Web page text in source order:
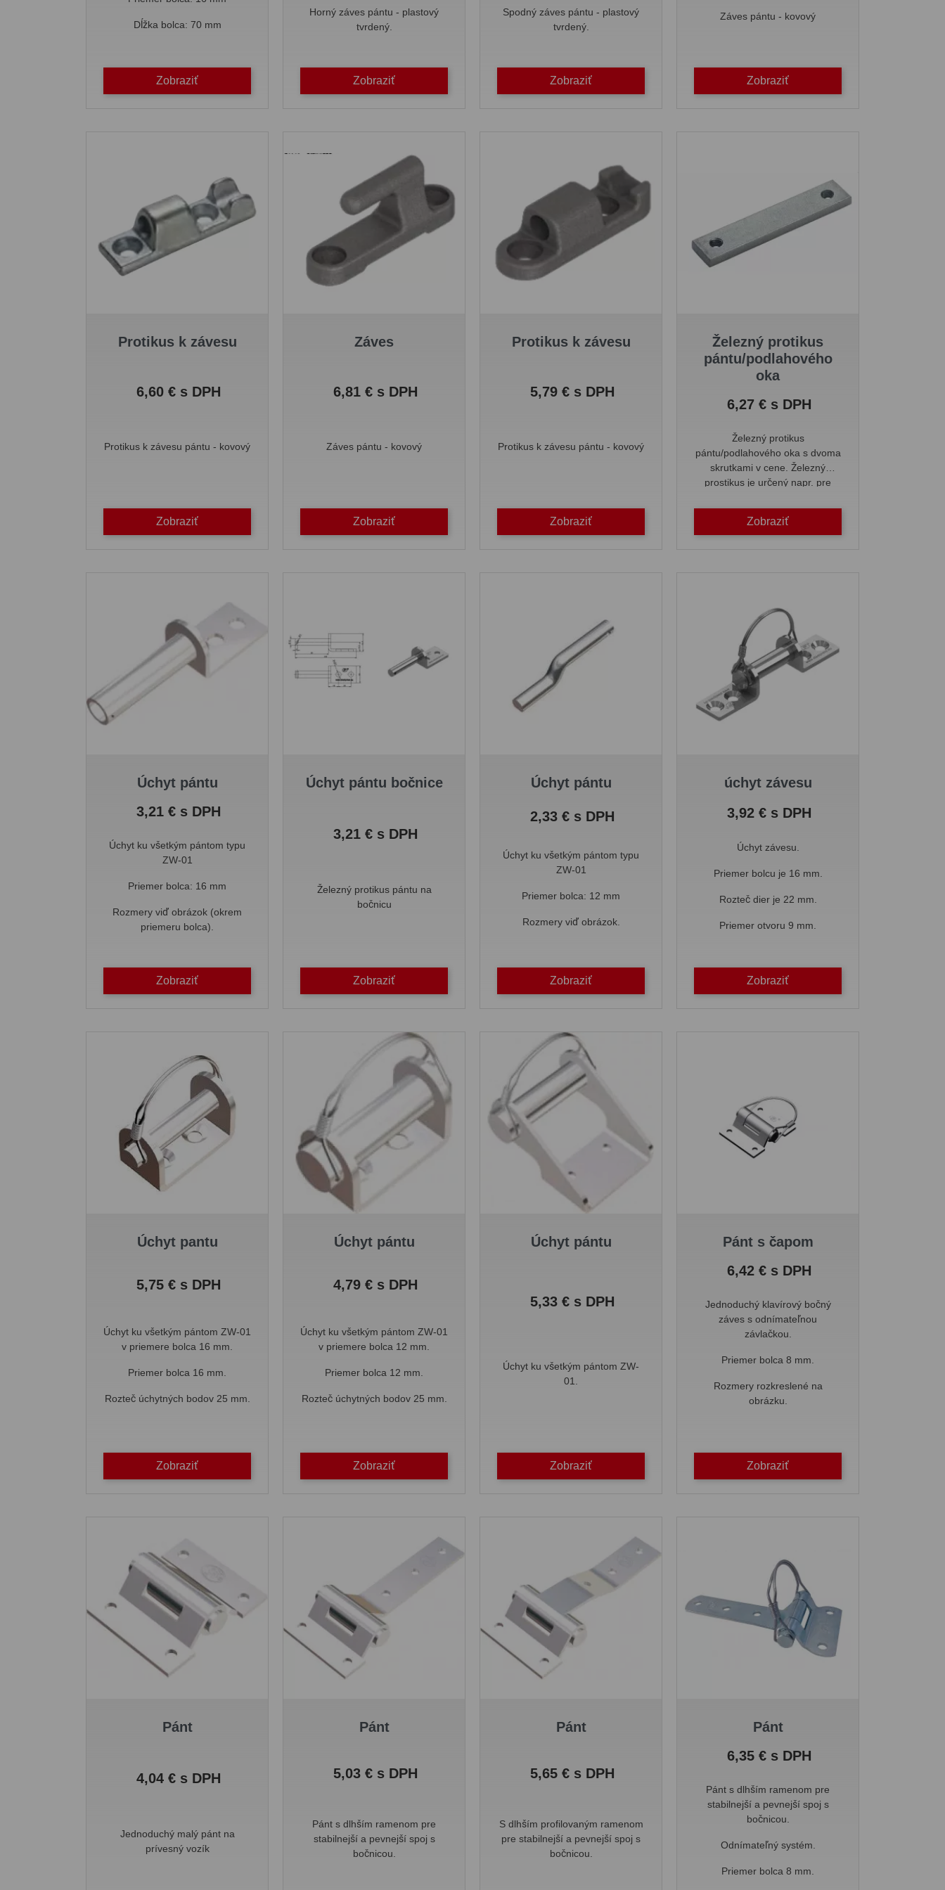
Dĺžka bolca: 70 mm
Zobraziť
Horný záves pántu - plastový
tvrdený.
Zobraziť
Spodný záves pántu - plastový
tvrdený.
Zobraziť
Záves pántu - kovový
Zobraziť
Protikus k závesu
Cena
6,60 € s DPH
Protikus k závesu pántu - kovový
Zobraziť
Záves
Cena
6,81 € s DPH
Záves pántu - kovový
Zobraziť
Protikus k závesu
Cena
5,79 € s DPH
Protikus k závesu pántu - kovový
Zobraziť
Železný protikus
pántu/podlahového
oka
Cena
6,27 € s DPH
Železný protikus
pántu/podlahového oka s dvoma
skrutkami v cene. Železný
prostikus je určený napr. pre
Zobraziť
Úchyt pántu
Cena
3,21 € s DPH
Úchyt ku všetkým pántom typu
ZW-01
Priemer bolca: 16 mm
Rozmery viď obrázok (okrem
priemeru bolca).
Zobraziť
Úchyt pántu bočnice
Cena
3,21 € s DPH
Železný protikus pántu na
bočnicu
Zobraziť
Úchyt pántu
Cena
2,33 € s DPH
Úchyt ku všetkým pántom typu
ZW-01
Priemer bolca: 12 mm
Rozmery viď obrázok.
Zobraziť
úchyt závesu
Cena
3,92 € s DPH
Úchyt závesu.
Priemer bolcu je 16 mm.
Rozteč dier je 22 mm.
Priemer otvoru 9 mm.
Zobraziť
Úchyt pantu
Cena
5,75 € s DPH
Úchyt ku všetkým pántom ZW-01
v priemere bolca 16 mm.
Priemer bolca 16 mm.
Rozteč úchytných bodov 25 mm.
Zobraziť
Úchyt pántu
Cena
4,79 € s DPH
Úchyt ku všetkým pántom ZW-01
v priemere bolca 12 mm.
Priemer bolca 12 mm.
Rozteč úchytných bodov 25 mm.
Zobraziť
Úchyt pántu
Cena
5,33 € s DPH
Úchyt ku všetkým pántom ZW-
01.
Zobraziť
Pánt s čapom
Cena
6,42 € s DPH
Jednoduchý klavírový bočný
záves s odnímateľnou
závlačkou.
Priemer bolca 8 mm.
Rozmery rozkreslené na
obrázku.
Zobraziť
Pánt
Cena
4,04 € s DPH
Jednoduchý malý pánt na
prívesný vozík
Pánt
Cena
5,03 € s DPH
Pánt s dlhším ramenom pre
stabilnejší a pevnejší spoj s
bočnicou.
Pánt
Cena
5,65 € s DPH
S dlhším profilovaným ramenom
pre stabilnejší a pevnejší spoj s
bočnicou.
Pánt
Cena
6,35 € s DPH
Pánt s dlhším ramenom pre
stabilnejší a pevnejší spoj s
bočnicou.
Odnímateľný systém.
Priemer bolca 8 mm.